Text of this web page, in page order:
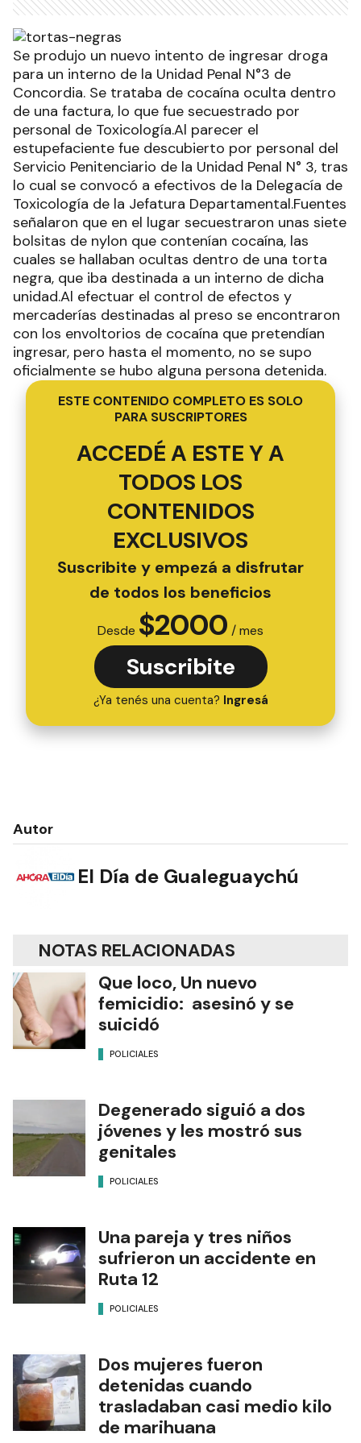
Se produjo un nuevo intento de ingresar droga
para un interno de la Unidad Penal N°3 de
Concordia. Se trataba de cocaína oculta dentro
de una factura, lo que fue secuestrado por
personal de Toxicología.Al parecer el
estupefaciente fue descubierto por personal del
Servicio Penitenciario de la Unidad Penal N° 3, tras
lo cual se convocó a efectivos de la Delegacía de
Toxicología de la Jefatura Departamental.Fuentes
señalaron que en el lugar secuestraron unas siete
bolsitas de nylon que contenían cocaína, las
cuales se hallaban ocultas dentro de una torta
negra, que iba destinada a un interno de dicha
unidad.Al efectuar el control de efectos y
mercaderías destinadas al preso se encontraron
con los envoltorios de cocaína que pretendían
ingresar, pero hasta el momento, no se supo
oficialmente se hubo alguna persona detenida.
ESTE CONTENIDO COMPLETO ES SOLO
PARA SUSCRIPTORES
ACCEDÉ A ESTE Y A
TODOS LOS
CONTENIDOS
EXCLUSIVOS
Suscribite y empezá a disfrutar
de todos los beneficios
Desde $2000 / mes
Suscribite
¿Ya tenés una cuenta? Ingresá
Autor
El Día de Gualeguaychú
NOTAS RELACIONADAS
Que loco, Un nuevo
femicidio: asesinó y se
suicidó
POLICIALES
Degenerado siguió a dos
jóvenes y les mostró sus
genitales
POLICIALES
Una pareja y tres niños
sufrieron un accidente en
Ruta 12
POLICIALES
Dos mujeres fueron
detenidas cuando
trasladaban casi medio kilo
de marihuana